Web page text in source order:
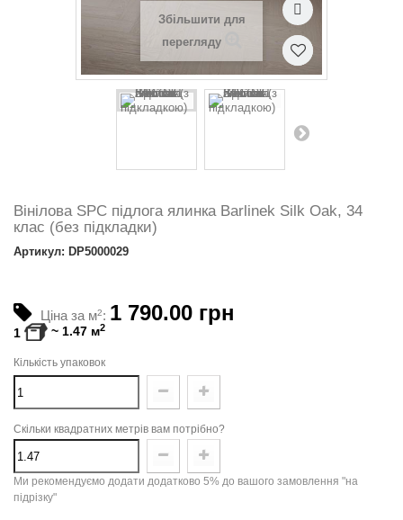
Збільшити для
перегляду
Вінілова SPC підлога ялинка Barlinek Silk Oak, 34
клас (без підкладки)
Артикул: DP5000029
Ціна за м2: 1 790.00 грн
1 ~ 1.47 м2
Кількість упаковок
Скільки квадратних метрів вам потрібно?
Ми рекомендуємо додати додатково 5% до вашого замовлення "на
підрізку"